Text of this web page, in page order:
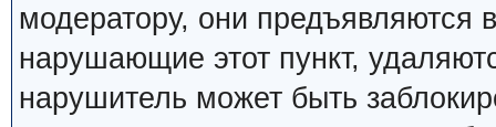
модератору, они
нарушающие этот пункт,
нарушитель может быть